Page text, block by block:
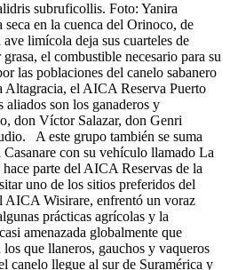
subruficollis. Foto: Yanira
en la cuenca del Orinoco, de
limícola deja sus cuarteles de
el combustible necesario para su
las poblaciones del canelo sabanero
Altagracia, el AICA Reserva Puerto
son los ganaderos y
don Víctor Salazar, don Genri
A este grupo también se suma
con su vehículo llamado La
parte del AICA Reservas de la
uno de los sitios preferidos del
AICA Wisirare, enfrentó un voraz
prácticas agrícolas y la
amenazada globalmente que
que llaneros, gauchos y vaqueros
canelo llegue al sur de Suramérica y